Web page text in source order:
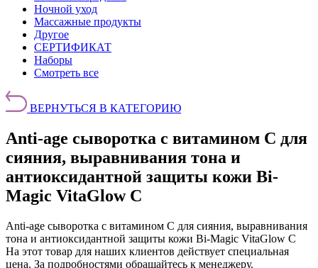
Ночной уход
Массажные продукты
Другое
СЕРТИФИКАТ
Наборы
Смотреть все
ВЕРНУТЬСЯ В КАТЕГОРИЮ
Anti-age сыворотка с витамином С для
сияния, выравнивания тона и
антиоксидантной защиты кожи Bi-
Magic VitaGlow C
Anti-age сыворотка с витамином С для сияния, выравнивания
тона и антиоксидантной защиты кожи Bi-Magic VitaGlow C
На этот товар для наших клиентов действует специальная
цена. За подробностями обращайтесь к менеджеру.